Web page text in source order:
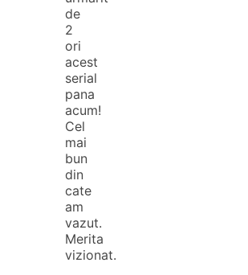
de
2
ori
acest
serial
pana
acum!
Cel
mai
bun
din
cate
am
vazut.
Merita
vizionat.